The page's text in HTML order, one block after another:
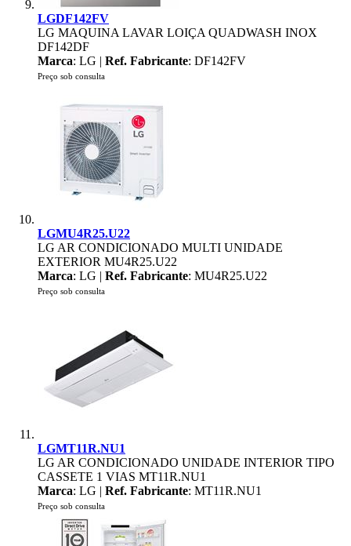
LGDF142FV
LG MAQUINA LAVAR LOIÇA QUADWASH INOX
DF142DF
Marca: LG | Ref. Fabricante: DF142FV
Preço sob consulta
LGMU4R25.U22
LG AR CONDICIONADO MULTI UNIDADE
EXTERIOR MU4R25.U22
Marca: LG | Ref. Fabricante: MU4R25.U22
Preço sob consulta
LGMT11R.NU1
LG AR CONDICIONADO UNIDADE INTERIOR TIPO
CASSETE 1 VIAS MT11R.NU1
Marca: LG | Ref. Fabricante: MT11R.NU1
Preço sob consulta